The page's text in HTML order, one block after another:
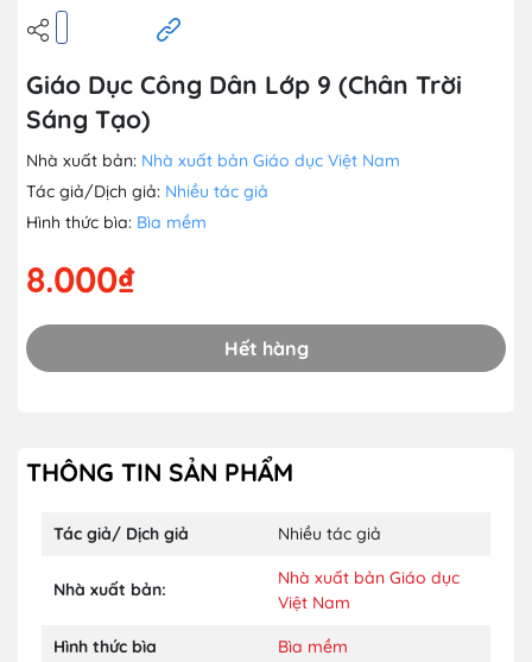
Giáo Dục Công Dân Lớp 9 (Chân Trời
Sáng Tạo)
Nhà xuất bản: Nhà xuất bản Giáo dục Việt Nam
Tác giả/Dịch giả: Nhiều tác giả
Hình thức bìa: Bìa mềm
8.000₫
Hết hàng
THÔNG TIN SẢN PHẨM
Tác giả/ Dịch giả Nhiều tác giả
Nhà xuất bản:
Nhà xuất bản Giáo dục
Việt Nam
Hình thức bìa Bìa mềm